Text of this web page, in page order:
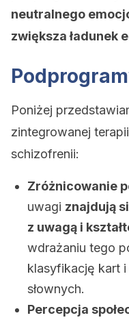
neutralnego
zwiększa ładunek
Poniżej
zintegrowanej
schizofrenii:
Zróżnicowanie
uwagi znajdują
z uwagą i
wdrażaniu tego
klasyfikację kart
słownych.
Percepcja